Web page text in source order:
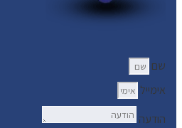
שם
אימייל
הודעה